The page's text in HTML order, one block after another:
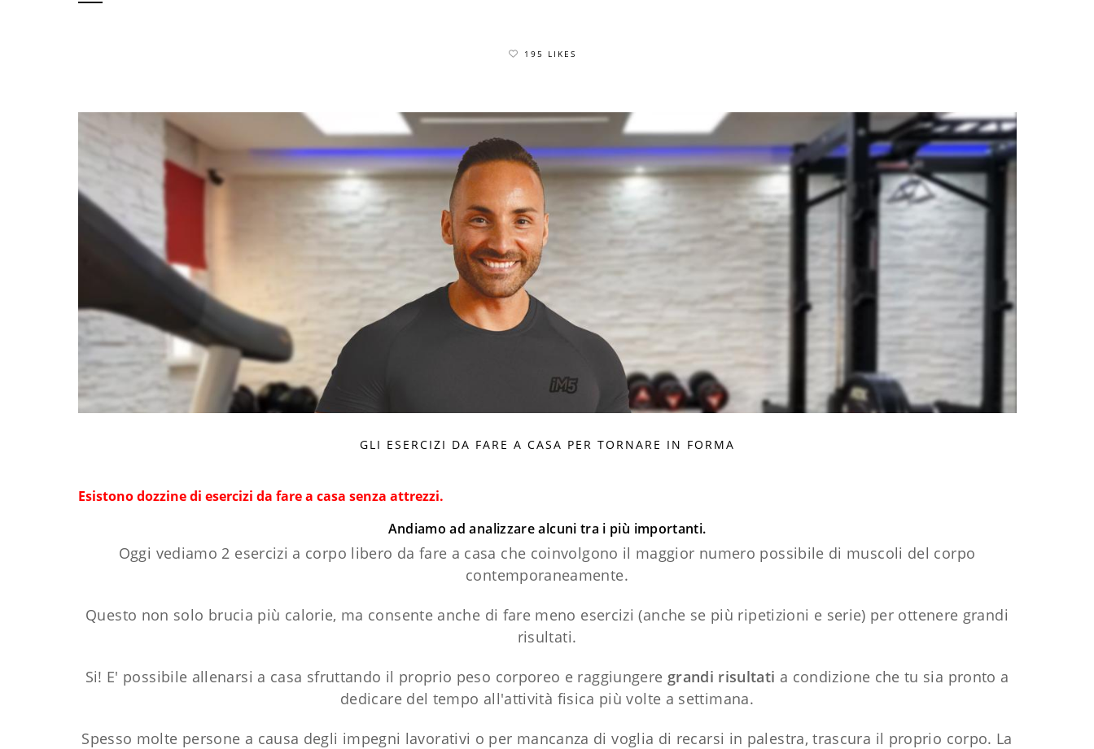
195 LIKES
GLI ESERCIZI DA FARE A CASA PER TORNARE IN FORMA
Esistono dozzine di esercizi da fare a casa senza attrezzi.
Andiamo ad analizzare alcuni tra i più importanti.
Oggi vediamo 2 esercizi a corpo libero da fare a casa che coinvolgono il maggior numero possibile di muscoli del corpo
contemporaneamente.
Questo non solo brucia più calorie, ma consente anche di fare meno esercizi (anche se più ripetizioni e serie) per ottenere grandi
risultati.
Si! E' possibile allenarsi a casa sfruttando il proprio peso corporeo e raggiungere grandi risultati a condizione che tu sia pronto a
dedicare del tempo all'attività fisica più volte a settimana.
Spesso molte persone a causa degli impegni lavorativi o per mancanza di voglia di recarsi in palestra, trascura il proprio corpo. La